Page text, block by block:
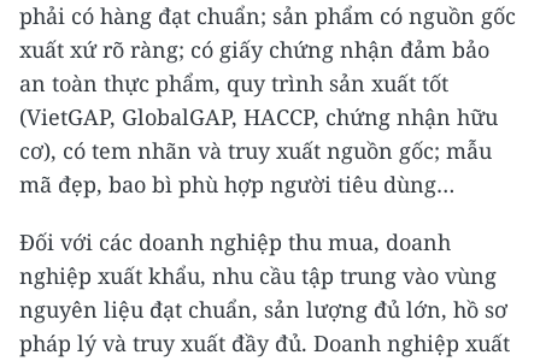
phải có hàng đạt chuẩn; sản phẩm có nguồn gốc
xuất xứ rõ ràng; có giấy chứng nhận đảm bảo
an toàn thực phẩm, quy trình sản xuất tốt
(VietGAP, GlobalGAP, HACCP, chứng nhận hữu
cơ), có tem nhãn và truy xuất nguồn gốc; mẫu
mã đẹp, bao bì phù hợp người tiêu dùng…
Đối với các doanh nghiệp thu mua, doanh
nghiệp xuất khẩu, nhu cầu tập trung vào vùng
nguyên liệu đạt chuẩn, sản lượng đủ lớn, hồ sơ
pháp lý và truy xuất đầy đủ. Doanh nghiệp xuất